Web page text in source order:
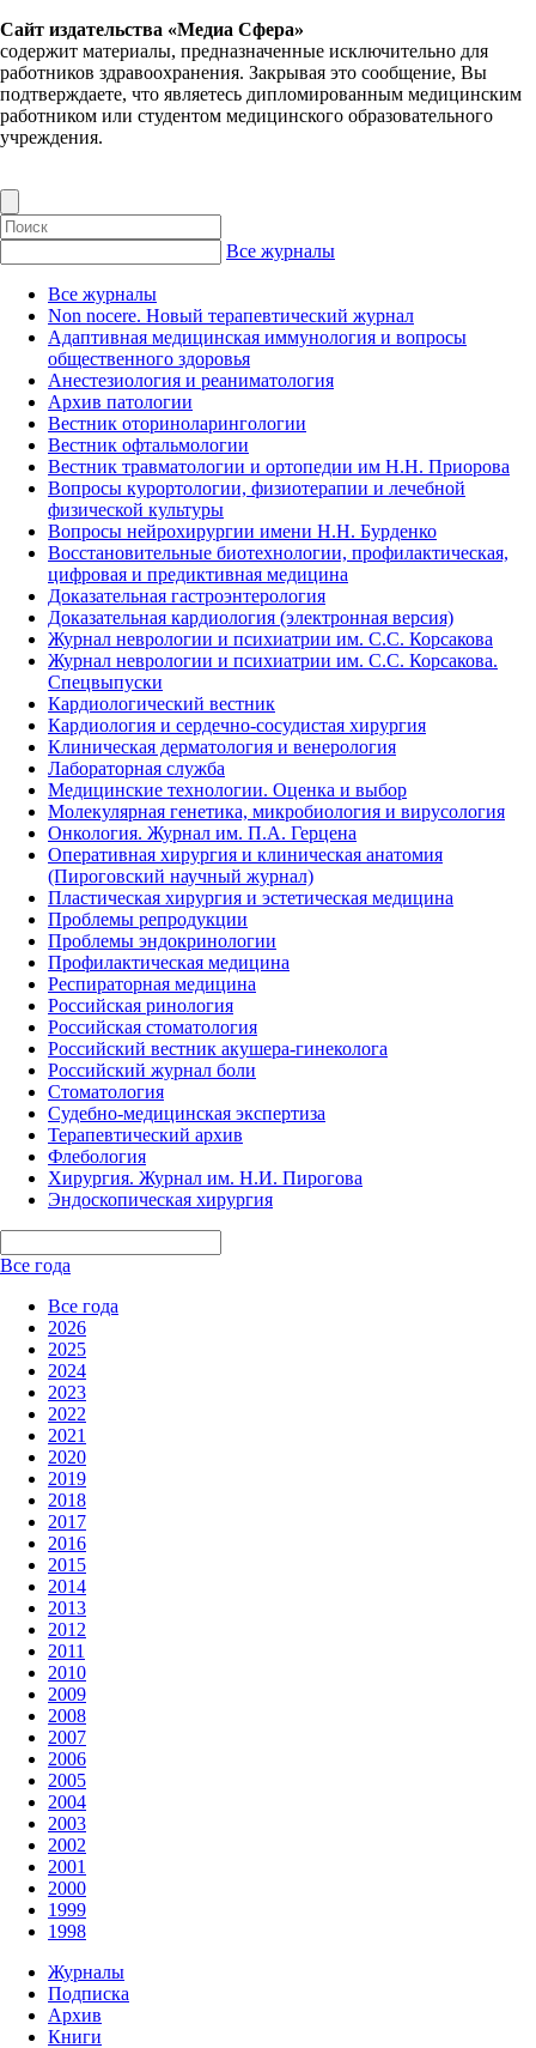
Сайт издательства «Медиа Сфера»
содержит материалы, предназначенные исключительно для
работников здравоохранения. Закрывая это сообщение, Вы
подтверждаете, что являетесь дипломированным медицинским
работником или студентом медицинского образовательного
учреждения.
Все журналы
Все журналы
Non nocere. Новый терапевтический журнал
Адаптивная медицинская иммунология и вопросы
общественного здоровья
Анестезиология и реаниматология
Архив патологии
Вестник оториноларингологии
Вестник офтальмологии
Вестник травматологии и ортопедии им Н.Н. Приорова
Вопросы курортологии, физиотерапии и лечебной
физической культуры
Вопросы нейрохирургии имени Н.Н. Бурденко
Восстановительные биотехнологии, профилактическая,
цифровая и предиктивная медицина
Доказательная гастроэнтерология
Доказательная кардиология (электронная версия)
Журнал неврологии и психиатрии им. С.С. Корсакова
Журнал неврологии и психиатрии им. С.С. Корсакова.
Спецвыпуски
Кардиологический вестник
Кардиология и сердечно-сосудистая хирургия
Клиническая дерматология и венерология
Лабораторная служба
Медицинские технологии. Оценка и выбор
Молекулярная генетика, микробиология и вирусология
Онкология. Журнал им. П.А. Герцена
Оперативная хирургия и клиническая анатомия
(Пироговский научный журнал)
Пластическая хирургия и эстетическая медицина
Проблемы репродукции
Проблемы эндокринологии
Профилактическая медицина
Респираторная медицина
Российская ринология
Российская стоматология
Российский вестник акушера-гинеколога
Российский журнал боли
Стоматология
Судебно-медицинская экспертиза
Терапевтический архив
Флебология
Хирургия. Журнал им. Н.И. Пирогова
Эндоскопическая хирургия
Все года
Все года
2026
2025
2024
2023
2022
2021
2020
2019
2018
2017
2016
2015
2014
2013
2012
2011
2010
2009
2008
2007
2006
2005
2004
2003
2002
2001
2000
1999
1998
Журналы
Подписка
Архив
Книги